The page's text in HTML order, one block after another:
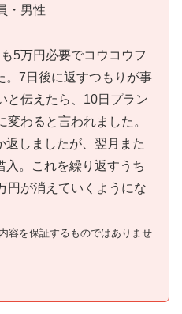
・男性
5万円必要でコウコウフ
。7日後に返すつもりが事
と伝えたら、10日プラン
わると言われました。
返しましたが、翌月また
入。これを繰り返すうち
円が消えていくようにな
容を保証するものではありませ